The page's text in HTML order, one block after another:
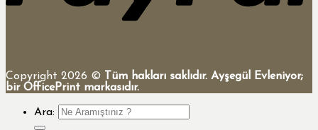
Copyright 2026 © Tüm hakları saklıdır. Ayşegül Evleniyor;
bir OfficePrint markasıdır.
Ara: